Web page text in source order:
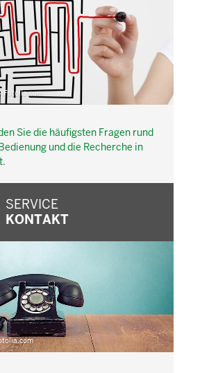
Fotolia.com
Sie die häufigsten Fragen rund
und die Recherche in
SERVICE
KONTAKT